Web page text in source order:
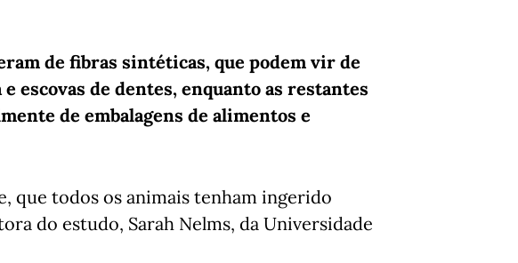
de fibras sintéticas, que podem vir de
escovas de dentes, enquanto as restantes
de embalagens de alimentos e
que todos os animais tenham ingerido
do estudo, Sarah Nelms, da Universidade